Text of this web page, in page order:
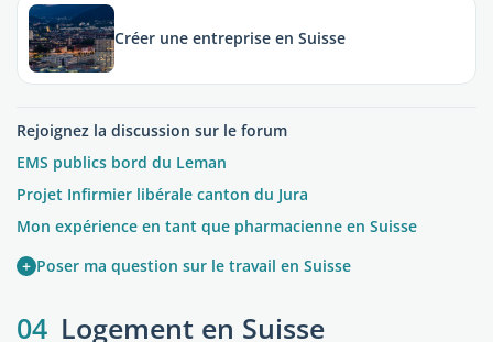
Créer une entreprise en Suisse
Rejoignez la discussion sur le forum
EMS publics bord du Leman
Projet Infirmier libérale canton du Jura
Mon expérience en tant que pharmacienne en Suisse
+ Poser ma question sur le travail en Suisse
04 Logement en Suisse